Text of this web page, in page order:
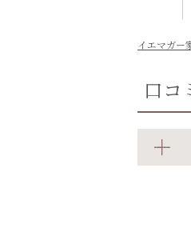
イエマガー
口コ